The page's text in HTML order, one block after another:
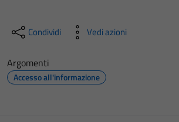
Condividi Vedi azioni
Argomenti
Accesso all'informazione